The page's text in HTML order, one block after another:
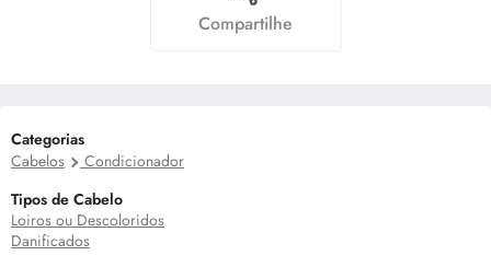
Compartilhe
Categorias
Cabelos
Condicionador
Tipos de Cabelo
Loiros ou Descoloridos
Danificados